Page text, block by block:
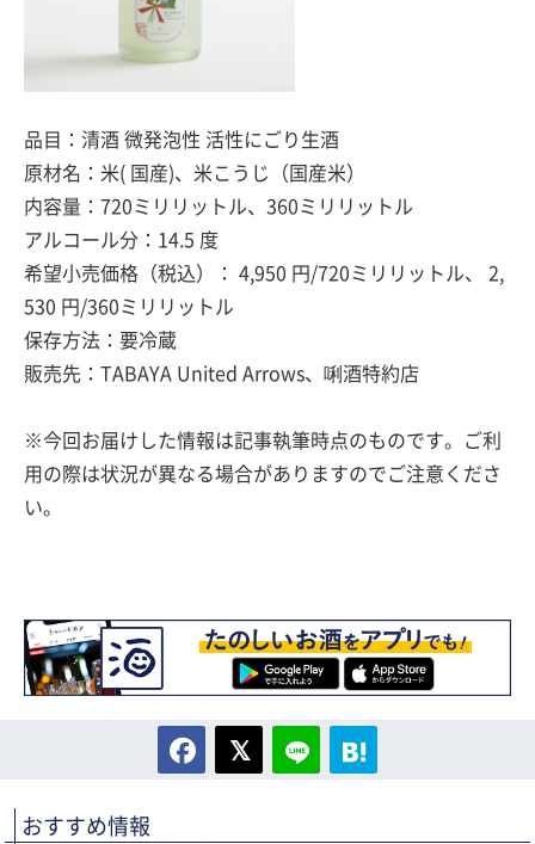
品目：清酒 微発泡性 活性にごり生酒
原材名：米( 国産)、米こうじ（国産米）
内容量：720ミリリットル、360ミリリットル
アルコール分：14.5 度
希望小売価格（税込）： 4,950 円/720ミリリットル、 2,
530 円/360ミリリットル
保存方法：要冷蔵
販売先：TABAYA United Arrows、唎酒特約店
※今回お届けした情報は記事執筆時点のものです。ご利
用の際は状況が異なる場合がありますのでご注意くださ
い。
おすすめ情報